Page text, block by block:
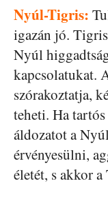
Nyúl-Tigris:
igazán jó. Tigris
Nyúl
kapcsolatukat.
szórakoztatja,
teheti. Ha
áldozatot a
érvényesülni,
életét, s akkor